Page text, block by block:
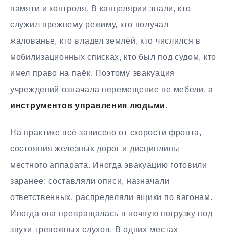
памяти и контроля. В канцелярии знали, кто
служил прежнему режиму, кто получал
жалованье, кто владел землёй, кто числился в
мобилизационных списках, кто был под судом, кто
имел право на паёк. Поэтому эвакуация
учреждений означала перемещение не мебели, а
инструментов управления людьми.
На практике всё зависело от скорости фронта,
состояния железных дорог и дисциплины
местного аппарата. Иногда эвакуацию готовили
заранее: составляли описи, назначали
ответственных, распределяли ящики по вагонам.
Иногда она превращалась в ночную погрузку под
звуки тревожных слухов. В одних местах